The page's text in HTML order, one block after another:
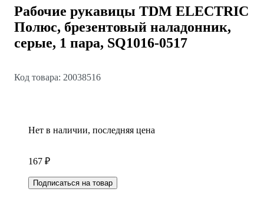
Рабочие рукавицы TDM ELECTRIC
Полюс, брезентовый наладонник,
серые, 1 пара, SQ1016-0517
Код товара: 20038516
Нет в наличии, последняя цена
167 ₽
Подписаться на товар